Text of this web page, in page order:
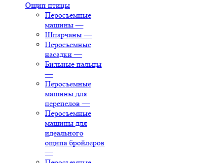
Ощип птицы
Перосъемные
машины —
Шпарчаны —
Перосъемные
насадки —
Бильные пальцы
—
Перосъемные
машины для
перепелов —
Перосъемные
машины для
идеального
ощипа бройлеров
—